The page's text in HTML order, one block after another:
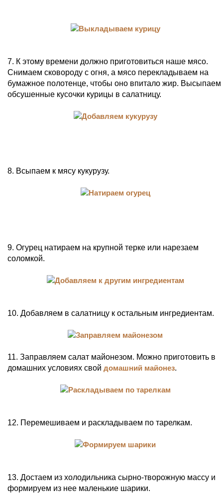
7. К этому времени должно приготовиться наше мясо.
Снимаем сковороду с огня, а мясо перекладываем на
бумажное полотенце, чтобы оно впитало жир. Высыпаем
обсушенные кусочки курицы в салатницу.
8. Всыпаем к мясу кукурузу.
9. Огурец натираем на крупной терке или нарезаем
соломкой.
10. Добавляем в салатницу к остальным ингредиентам.
11. Заправляем салат майонезом. Можно приготовить в
домашних условиях свой домашний майонез.
12. Перемешиваем и раскладываем по тарелкам.
13. Достаем из холодильника сырно-творожную массу и
формируем из нее маленькие шарики.